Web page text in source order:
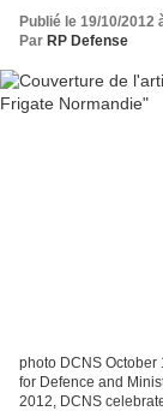
Publié le 19/10/2012
Par RP Defense
photo DCNS October
for Defence and
2012, DCNS